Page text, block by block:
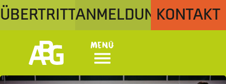
ÜBERTRITTANMELDUNGKONTAKT
Menü